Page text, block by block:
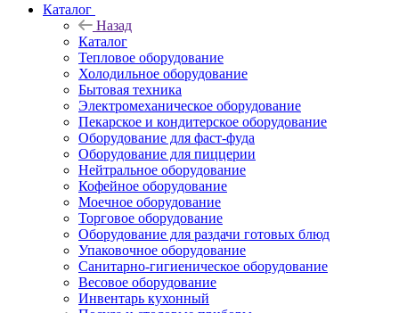
Каталог
Назад
Каталог
Тепловое оборудование
Холодильное оборудование
Бытовая техника
Электромеханическое оборудование
Пекарское и кондитерское оборудование
Оборудование для фаст-фуда
Оборудование для пиццерии
Нейтральное оборудование
Кофейное оборудование
Моечное оборудование
Торговое оборудование
Оборудование для раздачи готовых блюд
Упаковочное оборудование
Санитарно-гигиеническое оборудование
Весовое оборудование
Инвентарь кухонный